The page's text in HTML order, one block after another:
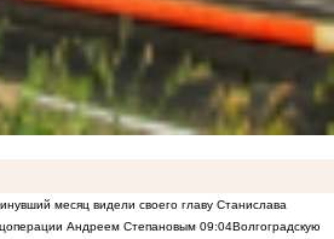
месяц видели своего главу Станислава
Андреем Степановым 09:04Волгоградскую